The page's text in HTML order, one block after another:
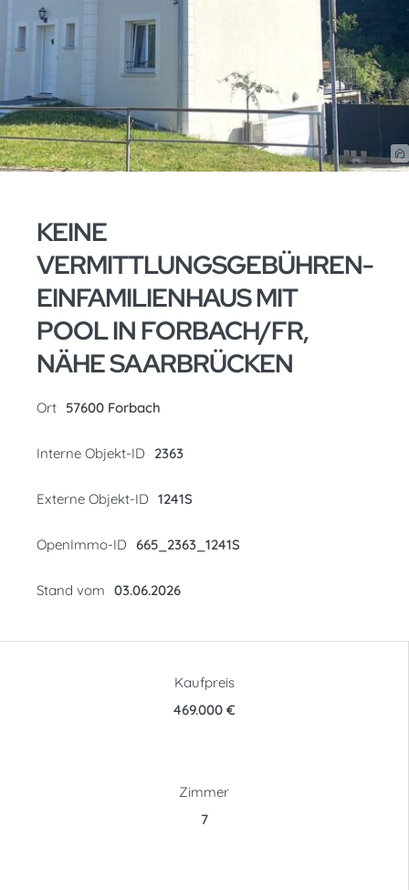
KEINE
VERMITTLUNGSGEBÜHREN-
EINFAMILIENHAUS MIT
POOL IN FORBACH/FR,
NÄHE SAARBRÜCKEN
Ort 57600 Forbach
Interne Objekt-ID 2363
Externe Objekt-ID 1241S
OpenImmo-ID 665_2363_1241S
Stand vom 03.06.2026
Kaufpreis
469.000 €
Zimmer
7